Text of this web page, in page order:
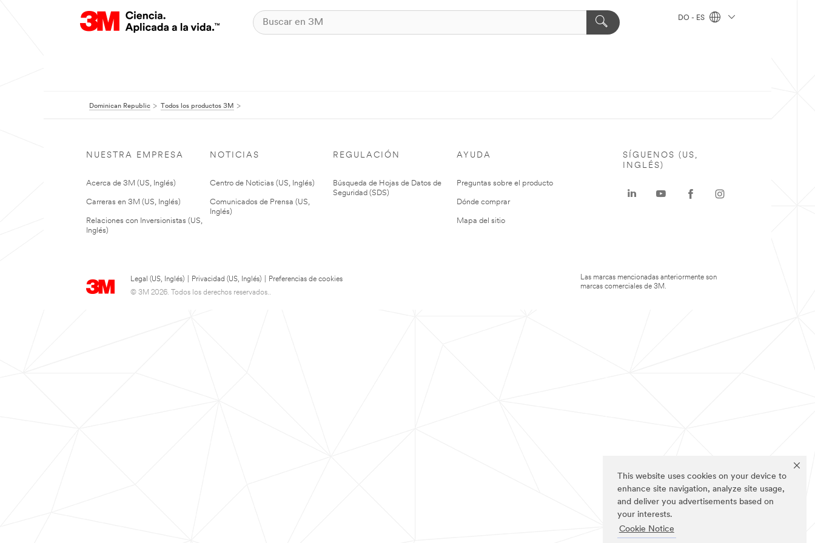
This website uses cookies on your device to
enhance site navigation, analyze site usage,
and deliver you advertisements based on
your interests.
Cookie Notice
DO - ES
Dominican Republic Todos los productos 3M
NUESTRA EMPRESA
Acerca de 3M (US, Inglés)
Carreras en 3M (US, Inglés)
Relaciones con Inversionistas (US,
Inglés)
NOTICIAS
Centro de Noticias (US, Inglés)
Comunicados de Prensa (US,
Inglés)
REGULACIÓN
Búsqueda de Hojas de Datos de
Seguridad (SDS)
AYUDA
Preguntas sobre el producto
Dónde comprar
Mapa del sitio
Legal (US, Inglés) Privacidad (US, Inglés)
Preferencias de cookies
© 3M 2026. Todos los derechos reservados..
SÍGUENOS (US,
INGLÉS)
Las marcas mencionadas anteriormente son
marcas comerciales de 3M.